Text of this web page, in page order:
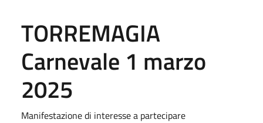
TORREMAGIA
Carnevale 1 marzo
2025
Manifestazione di interesse a partecipare